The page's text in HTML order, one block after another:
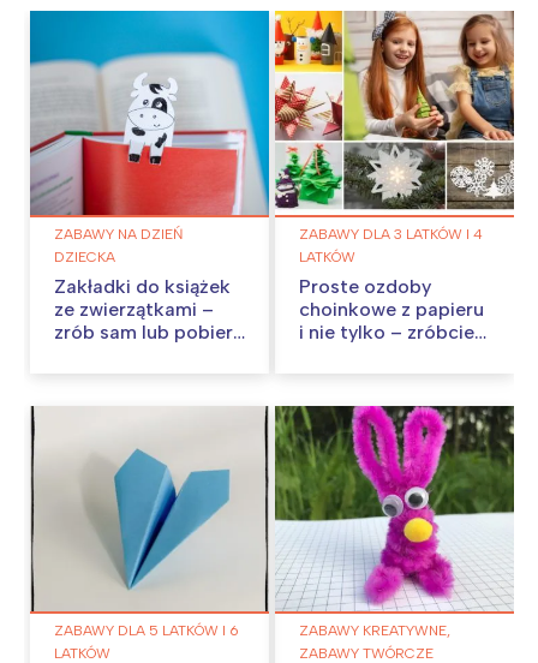
ZABAWY NA DZIEŃ
DZIECKA
Zakładki do książek
ze zwierzątkami –
zrób sam lub pobierz
ZABAWY DLA 3 LATKÓW I 4
LATKÓW
Proste ozdoby
choinkowe z papieru
i nie tylko – zróbcie
ZABAWY DLA 5 LATKÓW I 6
LATKÓW
ZABAWY KREATYWNE,
ZABAWY TWÓRCZE